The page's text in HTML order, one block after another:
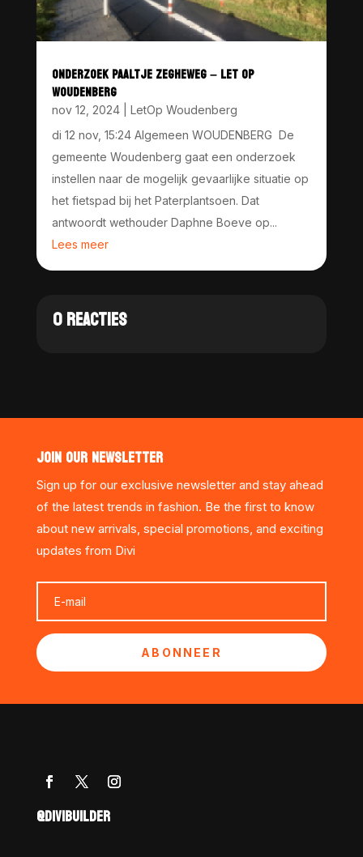
ONDERZOEK PAALTJE ZEGHEWEG – LET OP
WOUDENBERG
nov 12, 2024| LetOp Woudenberg
di 12 nov, 15:24 Algemeen WOUDENBERG De
gemeente Woudenberg gaat een onderzoek
instellen naar de mogelijk gevaarlijke situatie op
het fietspad bij het Paterplantsoen. Dat
antwoordt wethouder Daphne Boeve op...
Lees meer
0 REACTIES
JOIN OUR NEWSLETTER
Sign up for our exclusive newsletter and stay ahead
of the latest trends in fashion. Be the first to know
about new arrivals, special promotions, and exciting
updates from Divi
ABONNEER
@DIVIBUILDER